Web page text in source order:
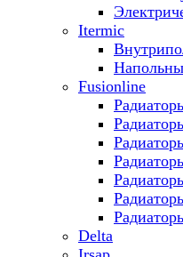
Itermic
Fusionline
Delta